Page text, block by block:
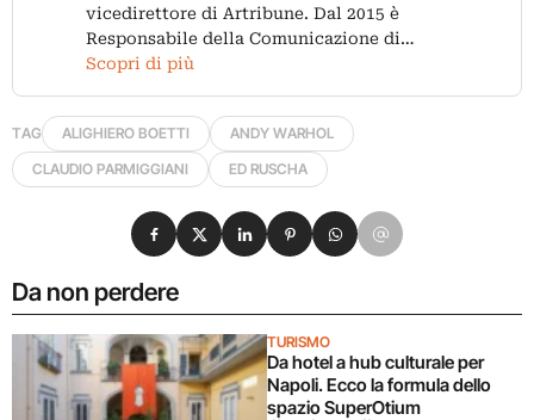
vicedirettore di Artribune. Dal 2015 è
Responsabile della Comunicazione di…
Scopri di più
TAG ALIGHIERO BOETTI
ANDY WARHOL
CLAUDIO PARMIGGIANI
ED RUSCHA
Da non perdere
TURISMO
Da hotel a hub culturale per
Napoli. Ecco la formula dello
spazio SuperOtium
Condividi su Facebook
Condividi su X
Condividi su LinkedIn
Condividi su Pinterest
Condividi su WhatsApp
Condividi su Email